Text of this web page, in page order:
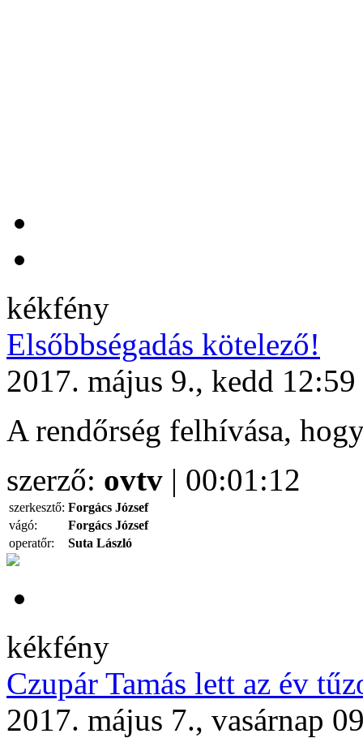
kékfény
Elsőbbségadás kötelező!
2017. május 9., kedd 12:59
A rendőrség felhívása,
szerző: ovtv | 00:01:12
szerkesztő: Forgács József
vágó:
Forgács József
operatőr:
Suta László
kékfény
Czupár Tamás lett az év
2017. május 7., vasárnap